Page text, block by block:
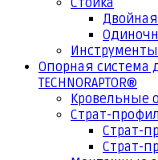
Стойка
Двойная
Инструменты
Опорная система
TECHNORAPTOR®
Кровельные
Страт-
Страт-
Страт-